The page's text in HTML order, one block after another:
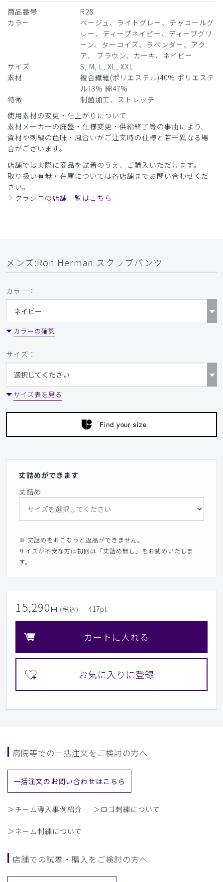
大変スタイリッシュで着心地も良く気に入ってくれました。
178センチ痩せ型で
上はM、下はLでちょうどいい感じでした。
店舗で買ってサイズを確かめてから後日刺繍を郵送でお願い
対応も迅速できちんとしてくださったので安心です。また追
加で購入したいと考えています。
R28メンズ:Ron Herman スクラブパンツ/ディー
プネイビー/L
役に立った 0
商品番号
R28
カラー
ベージュ、ライトグレー、チャコールグ
レー、ディープネイビー、ディープグリ
ーン、ターコイズ、ラベンダー、アク
ア、 ブラウン、カーキ、ネイビー
サイズ
S, M, L, XL, XXL
素材
複合繊維(ポリエステル)40% ポリエステ
ル13% 綿47%
特徴
制菌加工、ストレッチ
使用素材の変更・仕上がりについて
素材メーカーの廃盤・仕様変更・供給終了等の事由により、
資材や刺繍の色味・風合いがご注文時の仕様と若干異なる場
合がございます。
店舗では実際に商品を試着のうえ、ご購入いただけます。
取り扱い有無・在庫については各店舗までお問い合わせくだ
さい。
クラシコの店舗一覧はこちら
メンズ:Ron Herman スクラブパンツ
カラー：
カラーの確認
サイズ：
サイズ表を見る
Find your size
丈詰めができます
丈詰め
※ 丈詰めをおこなうと返品ができません。
サイズが不安な方は初回は「丈詰め無し」をお勧めいたしま
す。
15,290 円 (税込) 417pt
カートに入れる
病院等での一括注文をご検討の方へ
一括注文のお問い合わせはこちら
＞チーム導入事例紹介 ＞ロゴ刺繍について
＞ネーム刺繍について
店舗での試着・購入をご検討の方へ